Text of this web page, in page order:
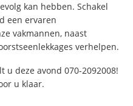
kan hebben. Schakel
een ervaren
vakmannen, naast
verhelpen.
u deze avond 070-2092008!
u klaar.